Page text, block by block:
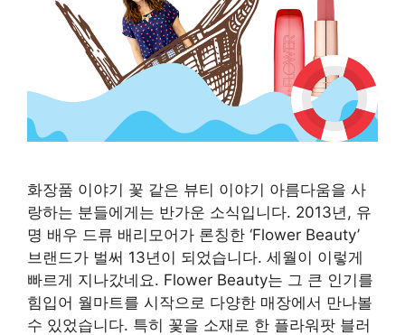
화장품 이야기 꽃 같은 뷰티 이야기 아름다움을 사
랑하는 분들에게는 반가운 소식입니다. 2013년, 유
명 배우 드류 배리모어가 론칭한 ‘Flower Beauty’
브랜드가 벌써 13년이 되었습니다. 세월이 이렇게
빠르게 지나갔네요. Flower Beauty는 그 큰 인기를
힘입어 월마트를 시작으로 다양한 매장에서 만나볼
수 있었습니다. 특히 꽃을 소재로 한 플라워팟 블러